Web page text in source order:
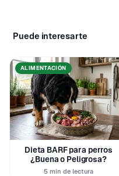
Puede interesarte
ALIMENTACIÓN
Dieta BARF para perros
¿Buena o Peligrosa?
5 min de lectura